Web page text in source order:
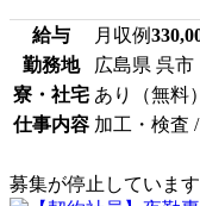
給与 月収例
勤務地
広島県 呉市
寮・社宅 あり（無料）
仕事内容 加工・検査
募集が停止しています